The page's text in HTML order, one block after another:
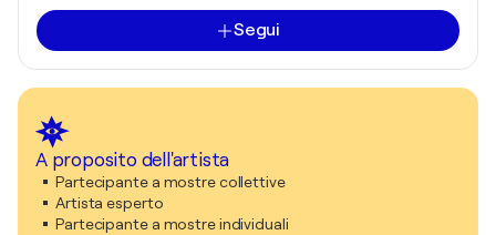
Segui
A proposito dell'artista
Partecipante a mostre collettive
Artista esperto
Partecipante a mostre individuali